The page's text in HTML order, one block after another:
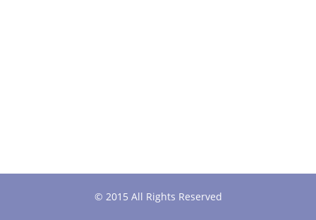
© 2015 All Rights Reserved